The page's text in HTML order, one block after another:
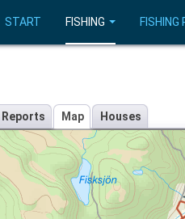
START FISHING FISHING
Reports Map Houses